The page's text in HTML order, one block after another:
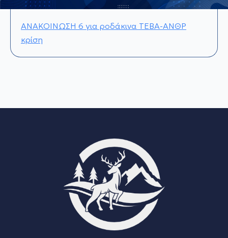
ΑΝΑΚΟΙΝΩΣΗ 6 για ροδάκινα ΤΕΒΑ-ΑΝΘΡ
κρίση